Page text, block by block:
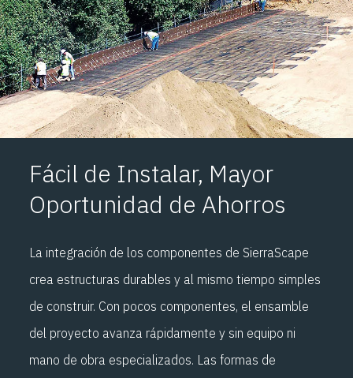
Fácil de Instalar, Mayor
Oportunidad de Ahorros
La integración de los componentes de SierraScape
crea estructuras durables y al mismo tiempo simples
de construir. Con pocos componentes, el ensamble
del proyecto avanza rápidamente y sin equipo ni
mano de obra especializados. Las formas de